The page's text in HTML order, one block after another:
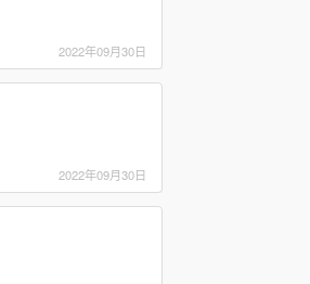
2022年09月30日
2022年09月30日